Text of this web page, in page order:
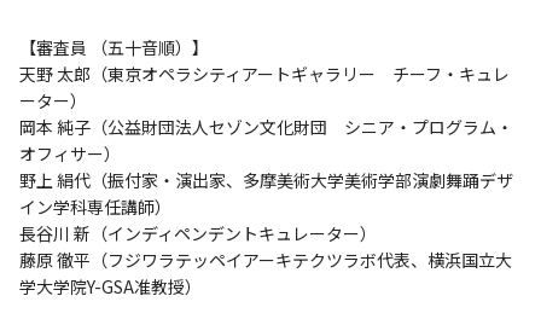
【審査員 （五十音順）】
天野 太郎（東京オペラシティアートギャラリー チーフ・キュレ
ーター）
岡本 純子（公益財団法人セゾン文化財団 シニア・プログラム・
オフィサー）
野上 絹代（振付家・演出家、多摩美術大学美術学部演劇舞踊デザ
イン学科専任講師）
長谷川 新（インディペンデントキュレーター）
藤原 徹平（フジワラテッペイアーキテクツラボ代表、横浜国立大
学大学院Y-GSA准教授）